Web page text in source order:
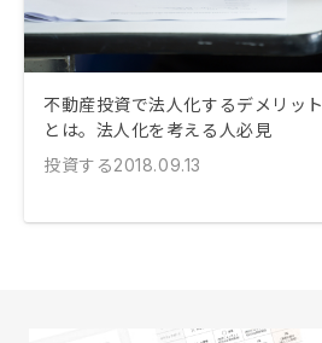
不動産投資で法人化するデメリット
とは。法人化を考える人必見
投資する2018.09.13